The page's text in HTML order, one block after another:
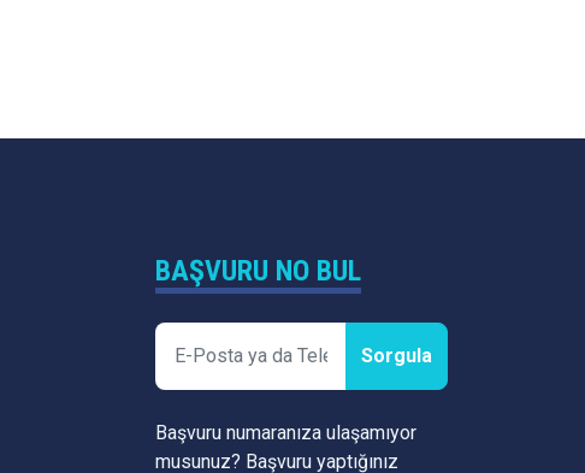
BAŞVURU NO BUL
Sorgula
Başvuru numaranıza ulaşamıyor
musunuz? Başvuru yaptığınız